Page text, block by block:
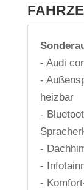
- Audi
-
heizbar
-
-
-
-